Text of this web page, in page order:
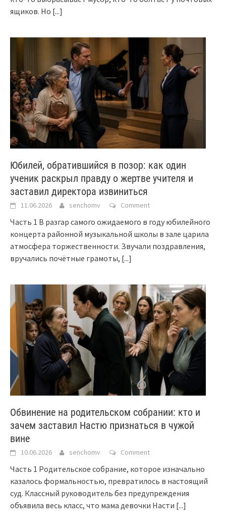
ящиков. Но [...]
Юбилей, обратившийся в позор: как один
ученик раскрыл правду о жертве учителя и
заставил директора извиниться
11.06.2026 senchomv Comment
Часть 1 В разгар самого ожидаемого в году юбилейного
концерта районной музыкальной школы в зале царила
атмосфера торжественности. Звучали поздравления,
вручались почётные грамоты, [...]
Обвинение на родительском собрании: кто и
зачем заставил Настю признаться в чужой
вине
10.06.2026 senchomv Comment
Часть 1 Родительское собрание, которое изначально
казалось формальностью, превратилось в настоящий
суд. Классный руководитель без предупреждения
объявила весь класс, что мама девочки Насти [...]